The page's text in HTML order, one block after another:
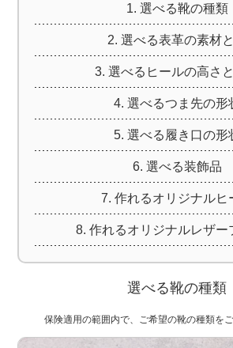
選べる靴の種類
選べる表革の素材
選べるヒールの高さ
選べるつま先の形
選べる履き口の形
選べる装飾品
作れるオリジナルヒ
作れるオリジナルレザー
選べる靴の種類
保険適用の範囲内で、ご希望の靴の種類を